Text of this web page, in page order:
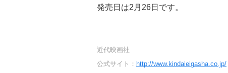
発売日は2月26日です。
近代映画社
公式サイト： http://www.kindaieigasha.co.jp/